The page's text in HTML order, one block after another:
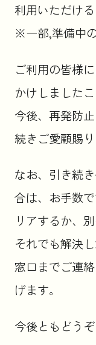
利用いただけ
※一部,準備中
ご利用の皆様
かけしました
今後、再発防
続きご愛顧賜
なお、引き続
合は、お手数
リアするか、
それでも解決
窓口までご連
げます。
今後ともどう